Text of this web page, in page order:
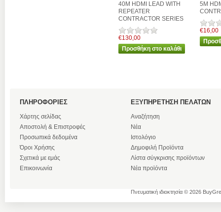
40M HDMI LEAD WITH
REPEATER
CONTRACTOR SERIES
€130,00
5M
€16,00
ΠΛΗΡΟΦΟΡΙΕΣ
Χάρτης σελίδας
Αποστολή & Επιστροφές
Προσωπικά δεδομένα
Όροι Χρήσης
Σχετικά με εμάς
Επικοινωνία
ΕΞΥΠΗΡΕΤΗΣΗ ΠΕΛΑΤΩΝ
Αναζήτηση
Νέα
Ιστολόγιο
Δημοφιλή Προϊόντα
Λίστα σύγκρισης προϊόντων
Νέα προϊόντα
Πνευματική ιδιοκτησία © 2026